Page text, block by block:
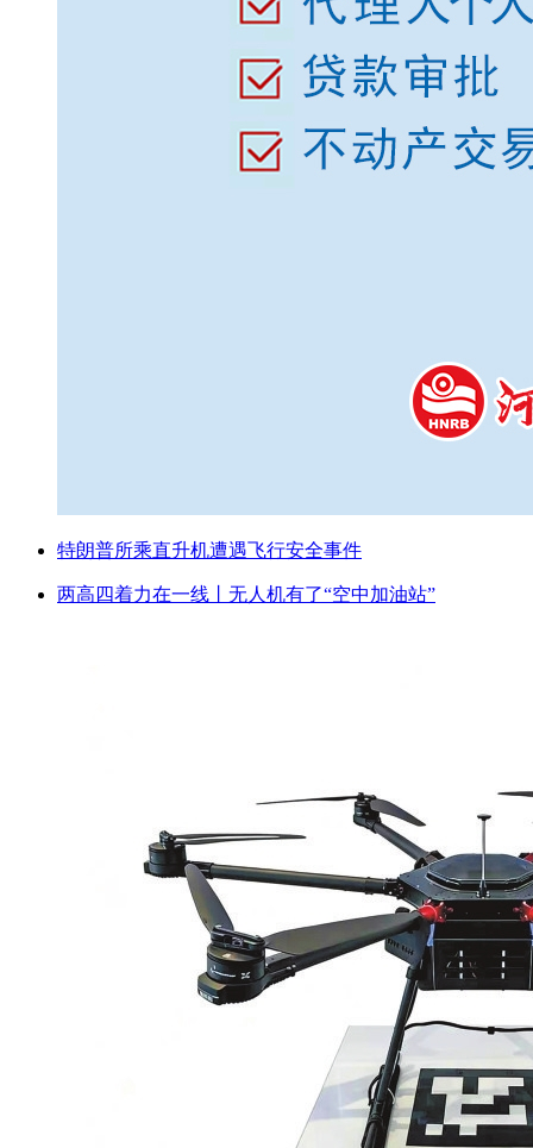
特朗普所乘直升机遭遇飞行安全事件
两高四着力在一线丨无人机有了“空中加油站”